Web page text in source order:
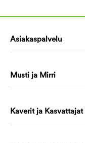
Asiakaspalvelu
Musti ja Mirri
Kaverit ja Kasvattajat